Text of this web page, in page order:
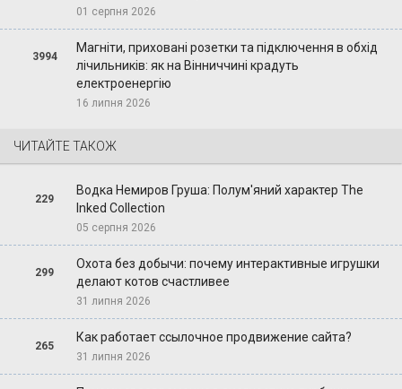
01 серпня 2026
3994
Магніти, приховані розетки та підключення в обхід
лічильників: як на Вінниччині крадуть
електроенергію
16 липня 2026
ЧИТАЙТЕ ТАКОЖ
229
Водка Немиров Груша: Полум'яний характер The
Inked Collection
05 серпня 2026
299
Охота без добычи: почему интерактивные игрушки
делают котов счастливее
31 липня 2026
265
Как работает ссылочное продвижение сайта?
31 липня 2026